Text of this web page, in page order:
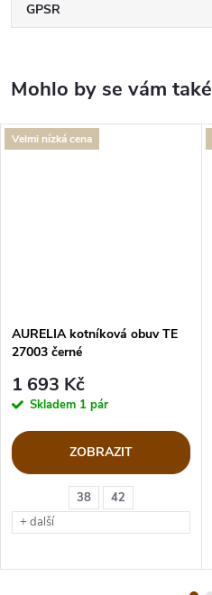
GPSR
Velmi nízká cena
38
42
+ další
AURELIA kotníková obuv TE
27003 černé
1 693 Kč
Skladem 1 pár
ZOBRAZIT